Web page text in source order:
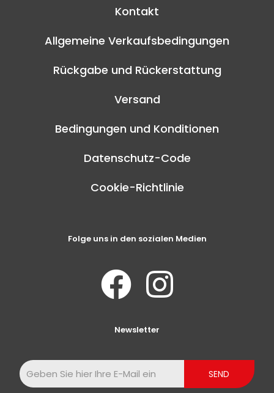
Kontakt
Allgemeine Verkaufsbedingungen
Rückgabe und Rückerstattung
Versand
Bedingungen und Konditionen
Datenschutz-Code
Cookie-Richtlinie
Folge uns in den sozialen Medien
Newsletter